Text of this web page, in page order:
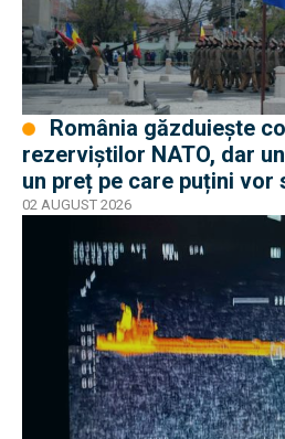
rezerviștilor NATO, dar
un preț pe care puțini vor
02 AUGUST 2026